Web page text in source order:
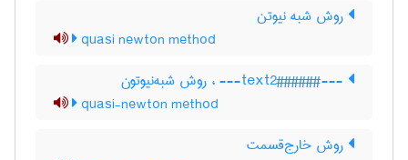
روش شبه نیوتن
quasi newton method
---###text2###--- ، روش شبه‌نیوتون
quasi-newton method
روش خارج‌قسمت